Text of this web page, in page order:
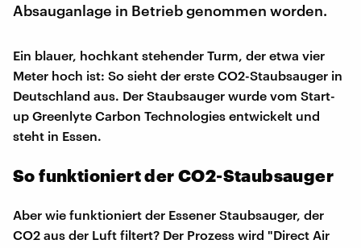
Absauganlage in Betrieb genommen worden.
Ein blauer, hochkant stehender Turm, der etwa vier
Meter hoch ist: So sieht der erste CO2-Staubsauger in
Deutschland aus. Der Staubsauger wurde vom Start-
up Greenlyte Carbon Technologies entwickelt und
steht in Essen.
So funktioniert der CO2-Staubsauger
Aber wie funktioniert der Essener Staubsauger, der
CO2 aus der Luft filtert? Der Prozess wird "Direct Air